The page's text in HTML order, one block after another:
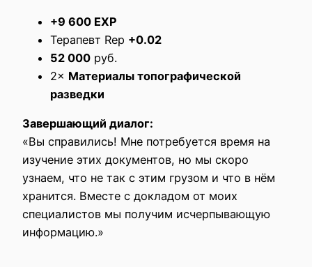
+9 600 EXP
Терапевт Rep +0.02
52 000 руб.
2× Материалы топографической
разведки
Завершающий диалог:
«Вы справились! Мне потребуется время на
изучение этих документов, но мы скоро
узнаем, что не так с этим грузом и что в нём
хранится. Вместе с докладом от моих
специалистов мы получим исчерпывающую
информацию.»